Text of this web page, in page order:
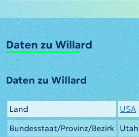
Daten zu Willard
Daten zu Willard
Land
USA
Bundesstaat/Provinz/Bezirk Utah